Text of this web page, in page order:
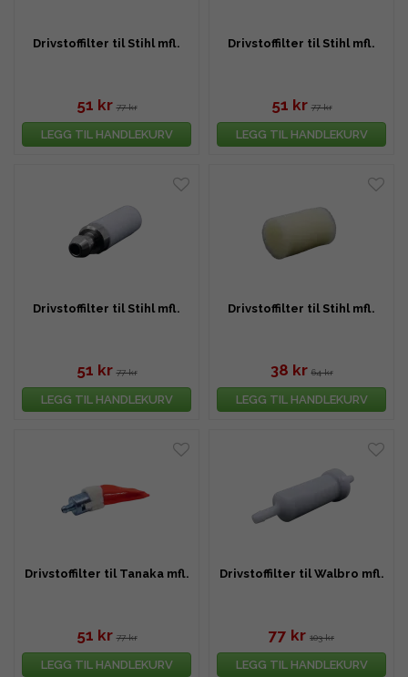
Drivstoffilter til Stihl mfl.
51 kr 77 kr
LEGG TIL HANDLEKURV
Drivstoffilter til Stihl mfl.
51 kr 77 kr
LEGG TIL HANDLEKURV
Drivstoffilter til Stihl mfl.
51 kr 77 kr
LEGG TIL HANDLEKURV
Drivstoffilter til Stihl mfl.
38 kr 64 kr
LEGG TIL HANDLEKURV
Drivstoffilter til Tanaka mfl.
51 kr 77 kr
LEGG TIL HANDLEKURV
Drivstoffilter til Walbro mfl.
77 kr 103 kr
LEGG TIL HANDLEKURV